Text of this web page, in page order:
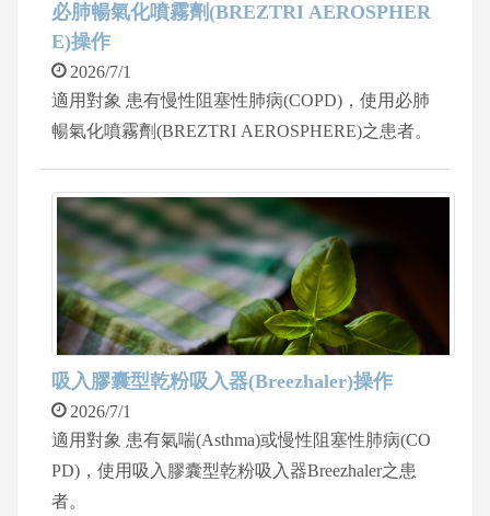
必肺暢氣化噴霧劑(BREZTRI AEROSPHER
E)操作
2026/7/1
適用對象 患有慢性阻塞性肺病(COPD)，使用必肺
暢氣化噴霧劑(BREZTRI AEROSPHERE)之患者。
吸入膠囊型乾粉吸入器(Breezhaler)操作
2026/7/1
適用對象 患有氣喘(Asthma)或慢性阻塞性肺病(CO
PD)，使用吸入膠囊型乾粉吸入器Breezhaler之患
者。